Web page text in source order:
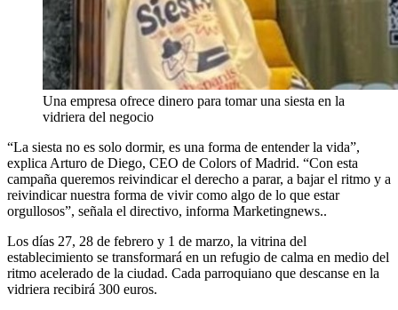
Una empresa ofrece dinero para tomar una siesta en la
vidriera del negocio
“La siesta no es solo dormir, es una forma de entender la vida”,
explica Arturo de Diego, CEO de Colors of Madrid. “Con esta
campaña queremos reivindicar el derecho a parar, a bajar el ritmo y a
reivindicar nuestra forma de vivir como algo de lo que estar
orgullosos”, señala el directivo, informa Marketingnews..
Los días 27, 28 de febrero y 1 de marzo, la vitrina del
establecimiento se transformará en un refugio de calma en medio del
ritmo acelerado de la ciudad. Cada parroquiano que descanse en la
vidriera recibirá 300 euros.